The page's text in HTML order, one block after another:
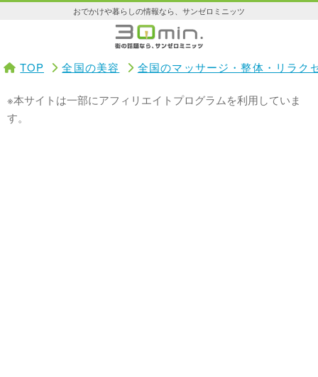
おでかけや暮らしの情報なら、サンゼロミニッツ
TOP 全国の美容 全国のマッサージ・整体・リラク
※本サイトは一部にアフィリエイトプログラムを利用していま
す。